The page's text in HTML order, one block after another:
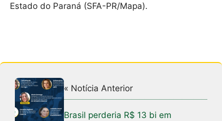
Estado do Paraná (SFA-PR/Mapa).
« Notícia Anterior
Brasil perderia R$ 13 bi em